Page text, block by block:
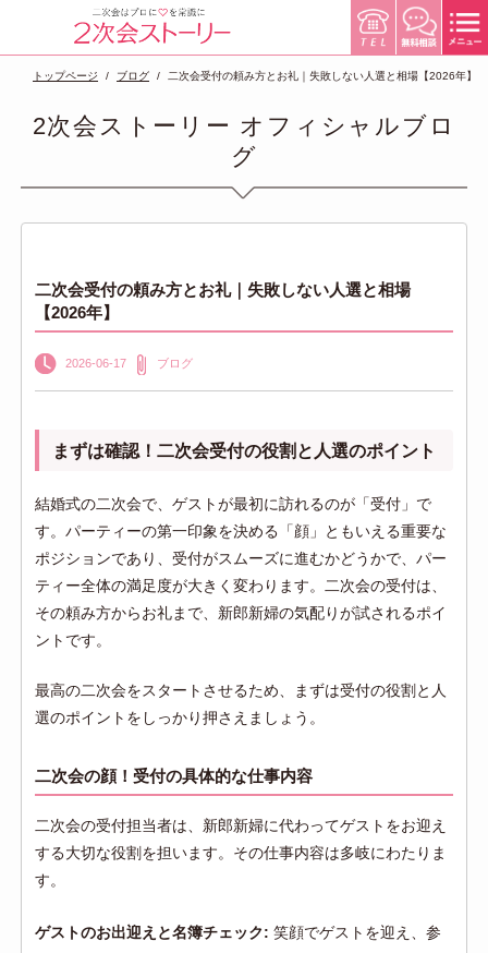
トップページ ブログ 二次会受付の頼み方とお礼｜失敗しない人選と相場【2026年】
2次会ストーリー オフィシャルブロ
グ
二次会受付の頼み方とお礼｜失敗しない人選と相場
【2026年】
2026-06-17 ブログ
まずは確認！二次会受付の役割と人選のポイント
結婚式の二次会で、ゲストが最初に訪れるのが「受付」で
す。パーティーの第一印象を決める「顔」ともいえる重要な
ポジションであり、受付がスムーズに進むかどうかで、パー
ティー全体の満足度が大きく変わります。二次会の受付は、
その頼み方からお礼まで、新郎新婦の気配りが試されるポイ
ントです。
最高の二次会をスタートさせるため、まずは受付の役割と人
選のポイントをしっかり押さえましょう。
二次会の顔！受付の具体的な仕事内容
二次会の受付担当者は、新郎新婦に代わってゲストをお迎え
する大切な役割を担います。その仕事内容は多岐にわたりま
す。
ゲストのお出迎えと名簿チェック: 笑顔でゲストを迎え、参